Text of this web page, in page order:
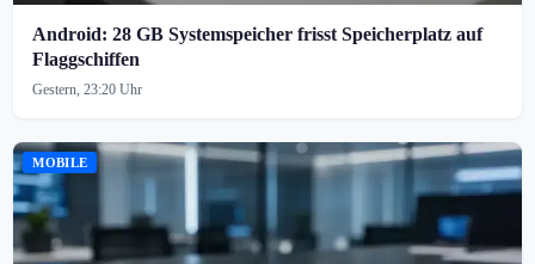
Android: 28 GB Systemspeicher frisst Speicherplatz auf
Flaggschiffen
Gestern, 23:20 Uhr
MOBILE